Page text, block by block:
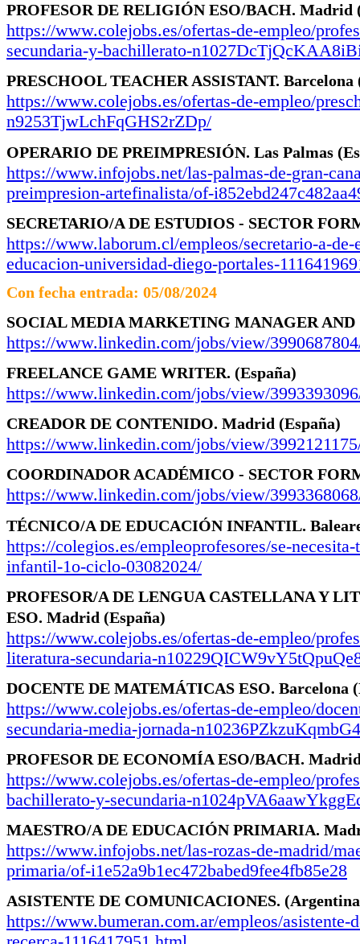
PROFESOR DE RELIGIÓN ESO/BACH. Madrid
https://www.colejobs.es/ofertas-de-empleo/
secundaria-y-bachillerato-
PRESCHOOL TEACHER ASSISTANT. Barcelona
https://www.colejobs.es/ofertas-de-empleo/
n9253TjwLchFqGHS2rZDp/
OPERARIO DE PREIMPRESIÓN. Las Palmas
https://www.infojobs.net/las-palmas-de-gran-
preimpresion-artefinalista/of-
SECRETARIO/A DE ESTUDIOS - SECTOR
https://www.laborum.cl/empleos/secretario-a-de-
educacion-universidad-diego-portales-
Con fecha entrada: 05/08/2024
SOCIAL MEDIA MARKETING MANAGER AND
https://www.linkedin.com/jobs/view/
FREELANCE GAME WRITER. (España)
https://www.linkedin.com/jobs/view/
CREADOR DE CONTENIDO. Madrid (España)
https://www.linkedin.com/jobs/view/
COORDINADOR ACADÉMICO - SECTOR
https://www.linkedin.com/jobs/view/
TÉCNICO/A DE EDUCACIÓN INFANTIL.
https://colegios.es/empleoprofesores/se-
infantil-1o-ciclo-03082024/
PROFESOR/A DE LENGUA CASTELLANA Y
ESO. Madrid (España)
https://www.colejobs.es/ofertas-de-empleo/
literatura-secundaria-
DOCENTE DE MATEMÁTICAS ESO. Barcelona
https://www.colejobs.es/ofertas-de-empleo/
secundaria-media-jornada-
PROFESOR DE ECONOMÍA ESO/BACH.
https://www.colejobs.es/ofertas-de-empleo/
bachillerato-y-secundaria-
MAESTRO/A DE EDUCACIÓN PRIMARIA.
https://www.infojobs.net/las-rozas-de-madrid/
primaria/of-i1e52a9b1ec472babed9fee4fb85e28
ASISTENTE DE COMUNICACIONES.
https://www.bumeran.com.ar/empleos/asistente-